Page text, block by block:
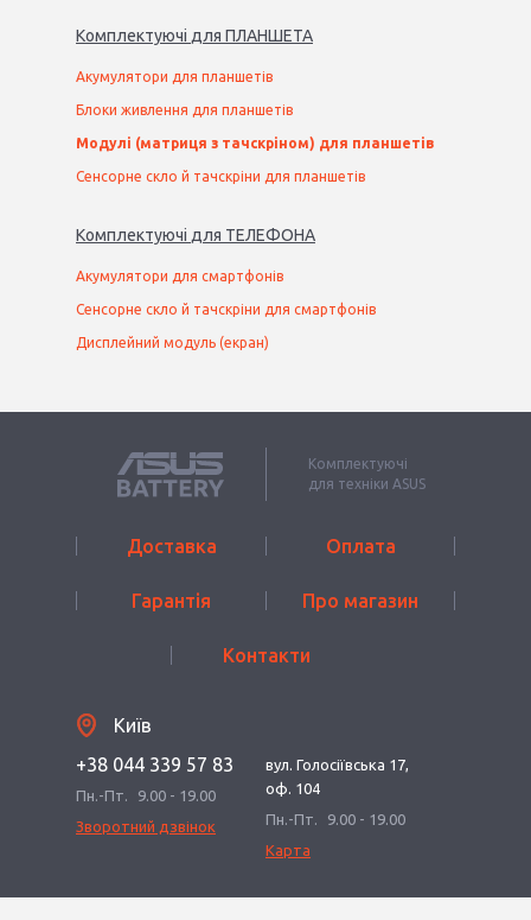
Комплектуючі для ПЛАНШЕТА
Акумулятори для планшетів
Блоки живлення для планшетів
Модулі (матриця з тачскріном) для планшетів
Сенсорне скло й тачскріни для планшетів
Комплектуючі для ТЕЛЕФОНА
Акумулятори для смартфонів
Сенсорне скло й тачскріни для смартфонів
Дисплейний модуль (екран)
Комплектуючі
для техніки ASUS
Доставка Оплата
Гарантія Про магазин
Контакти
Київ
+38 044 339 57 83
Пн.-Пт.
9.00 - 19.00
Зворотний дзвінок
вул. Голосіївська 17,
оф. 104
Пн.-Пт.
9.00 - 19.00
Карта